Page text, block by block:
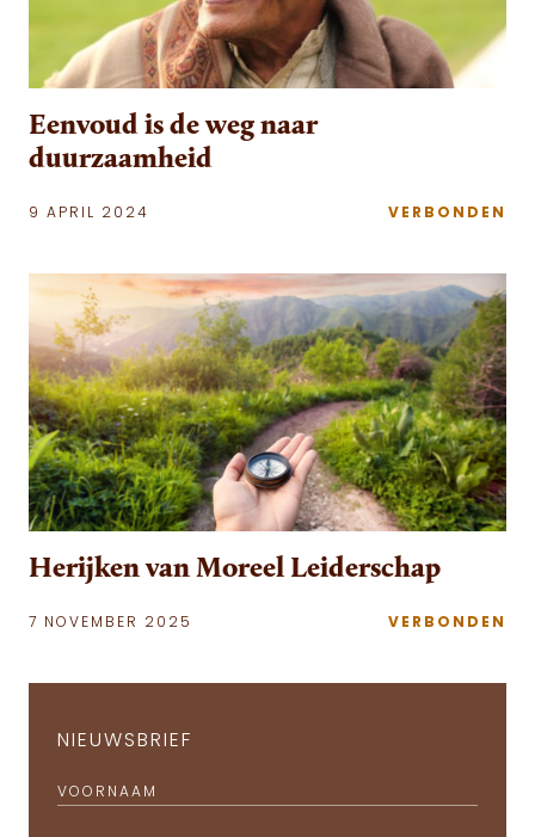
Eenvoud is de weg naar
duurzaamheid
9 APRIL 2024 VERBONDEN
Herijken van Moreel Leiderschap
7 NOVEMBER 2025 VERBONDEN
NIEUWSBRIEF
VOORNAAM